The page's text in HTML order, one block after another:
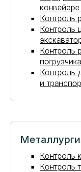
Контроль
Контроль
Контроль
погрузчика
Контроль
и
Контроль
Контроль